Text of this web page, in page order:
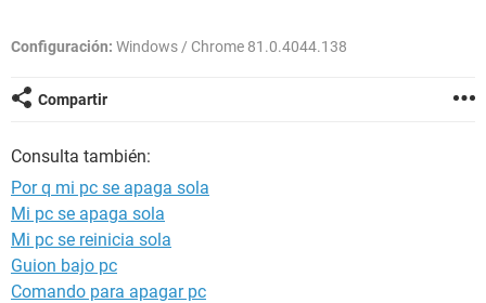
Configuración: Windows / Chrome 81.0.4044.138
Compartir
Consulta también:
Por q mi pc se apaga sola
Mi pc se apaga sola
Mi pc se reinicia sola
Guion bajo pc
Comando para apagar pc